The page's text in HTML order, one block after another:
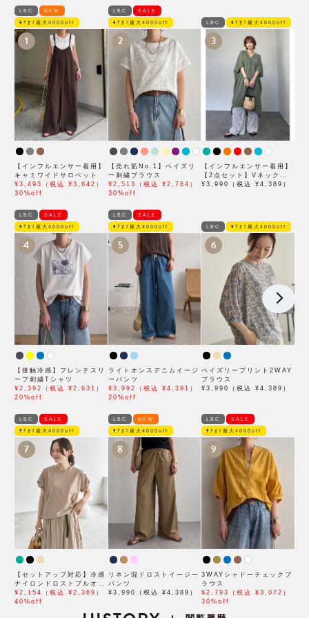
LBC NEW
ﾓｱｵﾌ最大4000off
1
【インフルエンサー着用】
キャミワイドサロペット
¥3,493（税込 ¥3,842）
30%off
LBC SALE
ﾓｱｵﾌ最大4000off
2
【売れ筋No.1】ペイズリ
ー刺繍ブラウス
¥2,513（税込 ¥2,764）
30%off
LBC ﾓｱｵﾌ最大4000off
3
【インフルエンサー着用】
【2点セット】Vネックピ
ンタックセットワンピース
¥3,990（税込 ¥4,389）
LBC SALE
ﾓｱｵﾌ最大4000off
4
【接触冷感】フレンチスリ
ーブ刺繍Tシャツ
¥2,392（税込 ¥2,631）
20%off
LBC SALE
ﾓｱｵﾌ最大4000off
5
ライトオンスデニムイージ
ーパンツ
¥3,992（税込 ¥4,391）
20%off
LBC ﾓｱｵﾌ最大4000off
6
ペイズリープリント2WAY
ブラウス
¥3,990（税込 ¥4,389）
LBC SALE
ﾓｱｵﾌ最大4000off
7
【セットアップ対応】冷感
ナイロンドロストプルオー
バー
¥2,154（税込 ¥2,369）
40%off
LBC NEW
ﾓｱｵﾌ最大4000off
8
リネン混ドロストイージー
パンツ
¥3,990（税込 ¥4,389）
LBC SALE
ﾓｱｵﾌ最大4000off
9
3WAYシャドーチェックブ
ラウス
¥2,793（税込 ¥3,072）
30%off